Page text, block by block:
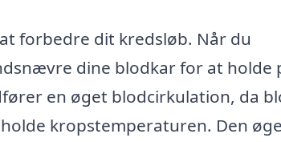
forbedre dit kredsløb. Når du
dine blodkar for at holde
en øget blodcirkulation, da
kropstemperaturen. Den